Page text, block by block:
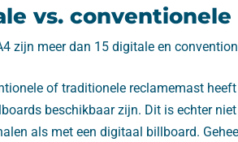
vs.
zijn meer dan 15 digitale en
of traditionele reclamemast
beschikbaar zijn. Dit is echter
als met een digitaal billboard.